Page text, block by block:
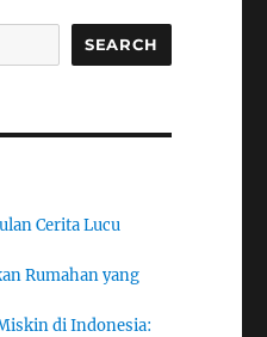
SEARCH
Cerita Lucu
Rumahan yang
di Indonesia: